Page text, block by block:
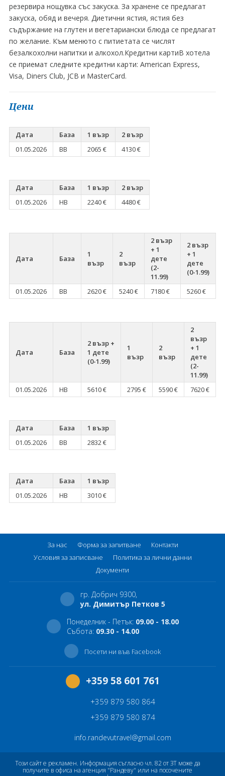
резервира нощувка със закуска. За хранене се предлагат
закуска, обяд и вечеря. Диетични ястия, ястия без
съдържание на глутен и вегетариански блюда се предлагат
по желание. Към менюто с питиетата се числят
безалкохолни напитки и алкохол.Кредитни картиВ хотела
се приемат следните кредитни карти: American Express,
Visa, Diners Club, JCB и MasterCard.
Цени
Дата База 1 възр
2 възр
01.05.2026
BB 2065 € 4130 €
Дата База 1 възр
2 възр
01.05.2026
HB 2240 € 4480 €
Дата База
1
възр
2
възр
2 възр
+ 1
дете
(2-
11.99)
2 възр
+ 1
дете
(0-1.99)
01.05.2026 BB 2620 € 5240 € 7180 € 5260 €
Дата База
2 възр +
1 дете
(0-1.99)
1
възр
2
възр
2
възр
+ 1
дете
(2-
11.99)
01.05.2026
HB 5610 € 2795 € 5590 € 7620 €
Дата База
1 възр
01.05.2026
BB 2832 €
Дата База
1 възр
01.05.2026
HB 3010 €
За нас Форма за запитване
Контакти
Условия за записване
Политика за лични данни
Документи
гр. Добрич 9300,
ул. Димитър Петков 5
Понеделник - Петък: 09.00 - 18.00
Събота: 09.30 - 14.00
Посети ни във Facebook
+359 58 601 761
+359 879 580 864
+359 879 580 874
info.randevutravel@gmail.com
Този сайт е рекламен. Информация съгласно чл. 82 от ЗТ може да
получите в офиса на агенция "Рандеву" или на посочените